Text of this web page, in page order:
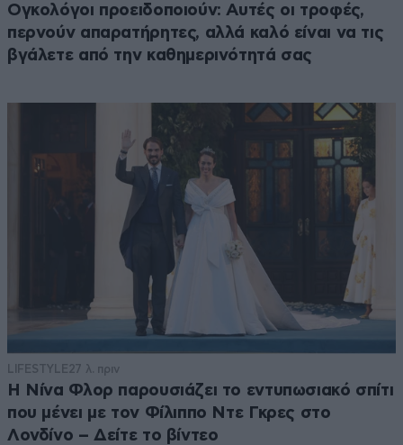
Ογκολόγοι προειδοποιούν: Αυτές οι τροφές,
περνούν απαρατήρητες, αλλά καλό είναι να τις
βγάλετε από την καθημερινότητά σας
LIFESTYLE 27 λ. πριν
Η Νίνα Φλορ παρουσιάζει το εντυπωσιακό σπίτι
που μένει με τον Φίλιππο Ντε Γκρες στο
Λονδίνο – Δείτε το βίντεο